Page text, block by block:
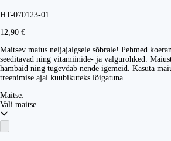
HT-070123-01
12,90 €
Maitsev maius neljajalgsele sõbrale! Pehmed
seeditavad ning vitamiinide- ja valgurohked.
hambaid ning tugevdab nende igemeid. Kasuta
treenimise ajal kuubikuteks lõigatuna.
Maitse:
Vali maitse